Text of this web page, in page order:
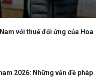
với thuế đối ứng của Hoa
2026: Những vấn đề pháp